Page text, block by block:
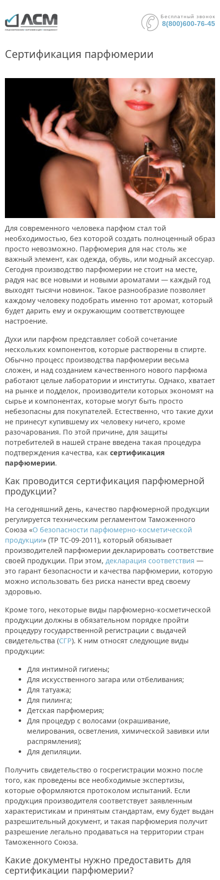
Бесплатный звонок
8(800)600-76-45
Сертификация парфюмерии
Для современного человека парфюм стал той
необходимостью, без которой создать полноценный образ
просто невозможно. Парфюмерия для нас столь же
важный элемент, как одежда, обувь, или модный аксессуар.
Сегодня производство парфюмерии не стоит на месте,
радуя нас все новыми и новыми ароматами — каждый год
выходят тысячи новинок. Такое разнообразие позволяет
каждому человеку подобрать именно тот аромат, который
будет дарить ему и окружающим соответствующее
настроение.
Духи или парфюм представляет собой сочетание
нескольких компонентов, которые растворены в спирте.
Обычно процесс производства парфюмерии весьма
сложен, и над созданием качественного нового парфюма
работают целые лаборатории и институты. Однако, хватает
на рынке и подделок, производители которых экономят на
сырье и компонентах, которые могут быть просто
небезопасны для покупателей. Естественно, что такие духи
не принесут купившему их человеку ничего, кроме
разочарования. По этой причине, для защиты
потребителей в нашей стране введена такая процедура
подтверждения качества, как сертификация
парфюмерии.
Как проводится сертификация парфюмерной
продукции?
На сегодняшний день, качество парфюмерной продукции
регулируется техническим регламентом Таможенного
Союза «О безопасности парфюмерно-косметической
продукции» (ТР ТС-09-2011), который обязывает
производителей парфюмерии декларировать соответствие
своей продукции. При этом, декларация соответствия —
это гарант безопасности и качества парфюмерии, которую
можно использовать без риска нанести вред своему
здоровью.
Кроме того, некоторые виды парфюмерно-косметической
продукции должны в обязательном порядке пройти
процедуру государственной регистрации с выдачей
свидетельства (СГР). К ним относят следующие виды
продукции:
Для интимной гигиены;
Для искусственного загара или отбеливания;
Для татуажа;
Для пилинга;
Детская парфюмерия;
Для процедур с волосами (окрашивание,
мелирования, осветления, химической завивки или
распрямления);
Для депиляции.
Получить свидетельство о госрегистрации можно после
того, как проведены все необходимые экспертизы,
которые оформляются протоколом испытаний. Если
продукция производителя соответствует заявленным
характеристикам и принятым стандартам, ему будет выдан
разрешительный документ, и такая парфюмерия получит
разрешение легально продаваться на территории стран
Таможенного Союза.
Какие документы нужно предоставить для
сертификации парфюмерии?